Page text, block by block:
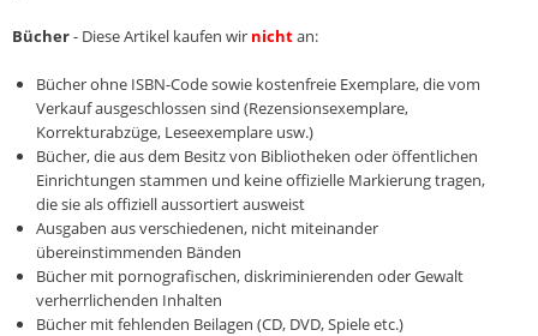
Bücher- Diese Artikel kaufen wir nichtan:
Bücher ohne ISBN-Code sowie kostenfreie Exemplare, die vom
Verkauf ausgeschlossen sind (Rezensionsexemplare,
Korrekturabzüge, Leseexemplare usw.)
Bücher, die aus dem Besitz von Bibliotheken oder öffentlichen
Einrichtungen stammen und keine offizielle Markierung tragen,
die sie als offiziell aussortiert ausweist
Ausgaben aus verschiedenen, nicht miteinander
übereinstimmenden Bänden
Bücher mit pornografischen, diskriminierenden oder Gewalt
verherrlichenden Inhalten
Bücher mit fehlenden Beilagen (CD, DVD, Spiele etc.)